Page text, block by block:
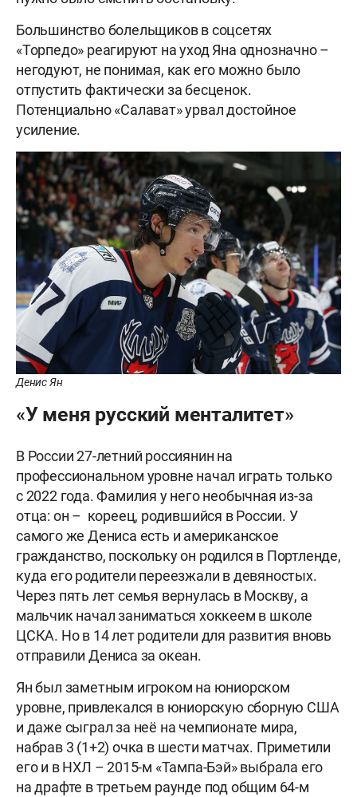
Большинство болельщиков в соцсетях
«Торпедо» реагируют на уход Яна однозначно –
негодуют, не понимая, как его можно было
отпустить фактически за бесценок.
Потенциально «Салават» урвал достойное
усиление.
Денис Ян
«У меня русский менталитет»
В России 27-летний россиянин на
профессиональном уровне начал играть только
с 2022 года. Фамилия у него необычная из-за
отца: он – кореец, родившийся в России. У
самого же Дениса есть и американское
гражданство, поскольку он родился в Портленде,
куда его родители переезжали в девяностых.
Через пять лет семья вернулась в Москву, а
мальчик начал заниматься хоккеем в школе
ЦСКА. Но в 14 лет родители для развития вновь
отправили Дениса за океан.
Ян был заметным игроком на юниорском
уровне, привлекался в юниорскую сборную США
и даже сыграл за неё на чемпионате мира,
набрав 3 (1+2) очка в шести матчах. Приметили
его и в НХЛ – 2015-м «Тампа-Бэй» выбрала его
на драфте в третьем раунде под общим 64-м